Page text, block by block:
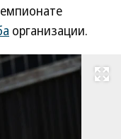
организации.
Развернуть